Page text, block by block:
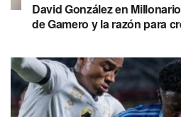
David González en
de Gamero y la razón para